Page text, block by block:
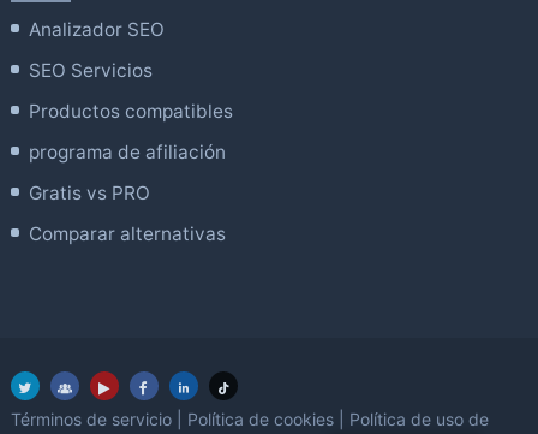
Analizador SEO
SEO Servicios
Productos compatibles
programa de afiliación
Gratis vs PRO
Comparar alternativas
Términos de servicio Política de cookies Política de uso de